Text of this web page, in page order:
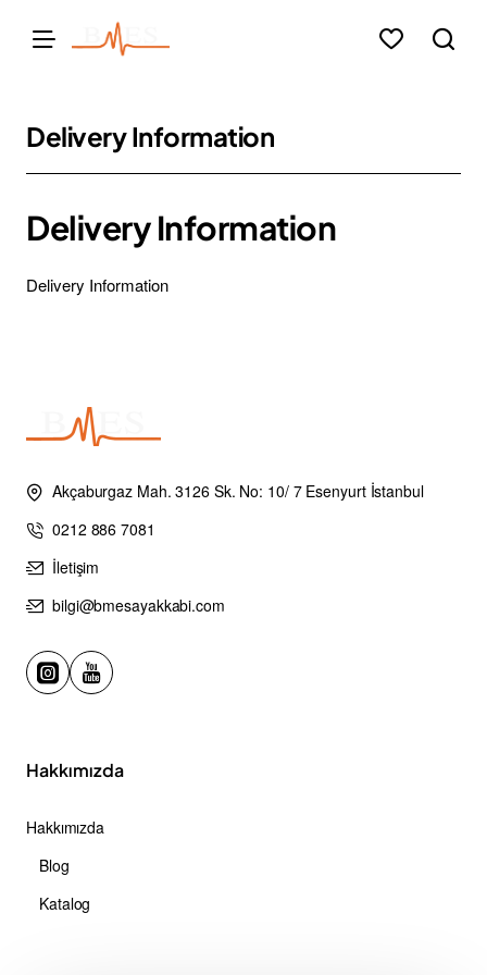
Delivery Information
Delivery Information
Delivery Information
Akçaburgaz Mah. 3126 Sk. No: 10/ 7 Esenyurt İstanbul
0212 886 7081
İletişim
bilgi@bmesayakkabi.com
Hakkımızda
Hakkımızda
Blog
Katalog